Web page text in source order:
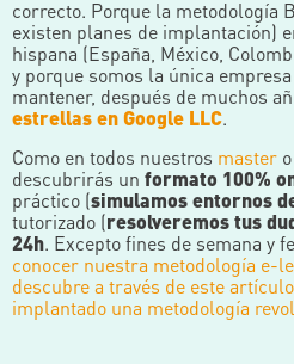
correcto. Porque la metodología
existen planes de implantación)
hispana (España, México,
y porque somos la única
mantener, después de muchos
estrellas en Google LLC.
Como en todos nuestros master
descubrirás un formato 100%
práctico (simulamos entornos
tutorizado (resolveremos tus
24h. Excepto fines de semana y
conocer nuestra metodología e-
descubre a través de este
implantado una metodología